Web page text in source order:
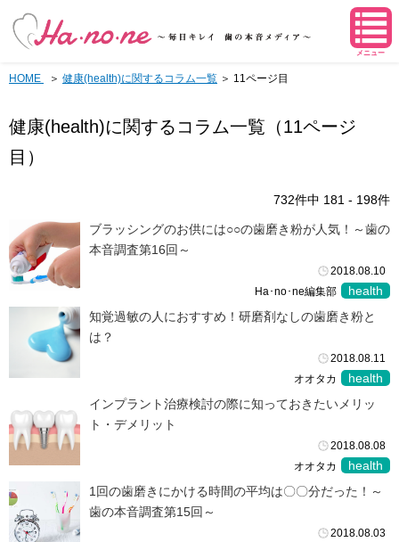
メニュー
HOME 健康(health)に関するコラム一覧 ＞ 11ページ目
健康(health)に関するコラム一覧（11ページ
目）
732件中 181 - 198件
ブラッシングのお供には○○の歯磨き粉が人気！～歯の
本音調査第16回～
2018.08.10
Ha･no･ne編集部
health
知覚過敏の人におすすめ！研磨剤なしの歯磨き粉と
は？
2018.08.11
オオタカ
health
インプラント治療検討の際に知っておきたいメリッ
ト・デメリット
2018.08.08
オオタカ
health
1回の歯磨きにかける時間の平均は〇〇分だった！～
歯の本音調査第15回～
2018.08.03